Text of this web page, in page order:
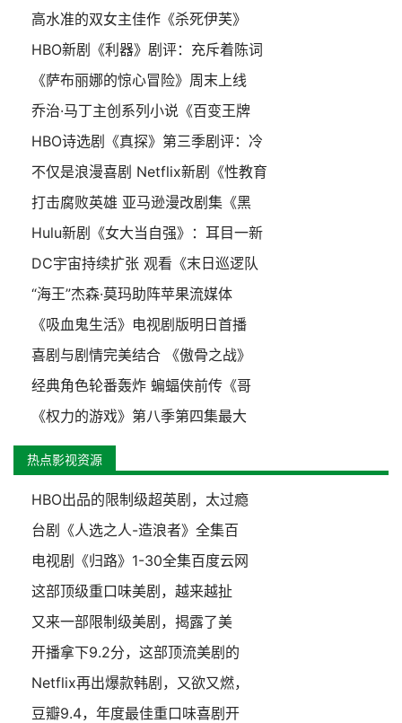
高水准的双女主佳作《杀死伊芙》
HBO新剧《利器》剧评：充斥着陈词
《萨布丽娜的惊心冒险》周末上线
乔治·马丁主创系列小说《百变王牌
HBO诗选剧《真探》第三季剧评：冷
不仅是浪漫喜剧 Netflix新剧《性教育
打击腐败英雄 亚马逊漫改剧集《黑
Hulu新剧《女大当自强》：耳目一新
DC宇宙持续扩张 观看《末日巡逻队
“海王”杰森·莫玛助阵苹果流媒体
《吸血鬼生活》电视剧版明日首播
喜剧与剧情完美结合 《傲骨之战》
经典角色轮番轰炸 蝙蝠侠前传《哥
《权力的游戏》第八季第四集最大
热点影视资源
HBO出品的限制级超英剧，太过瘾
台剧《人选之人-造浪者》全集百
电视剧《归路》1-30全集百度云网
这部顶级重口味美剧，越来越扯
又来一部限制级美剧，揭露了美
开播拿下9.2分，这部顶流美剧的
Netflix再出爆款韩剧，又欲又燃，
豆瓣9.4，年度最佳重口味喜剧开